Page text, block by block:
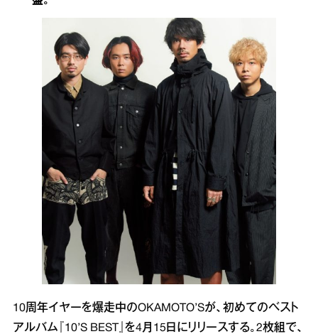
10周年イヤーを爆走中のOKAMOTO’Sが、初めてのベスト
アルバム『10’S BEST』を4月15日にリリースする。2枚組で、